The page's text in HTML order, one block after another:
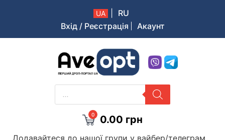
UA
RU
Вхід / Реєстрація
Акаунт
Aveopt – оптова дропшипінг платформа в Україні
PRODUCTS
SEARCH
0 0.00 грн
Додавайтеся до нашої групи у вайбер/телеграм,